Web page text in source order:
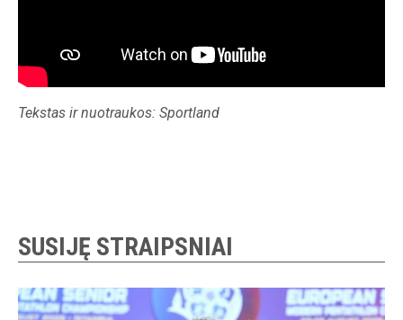
Tekstas ir nuotraukos: Sportland
SUSIJĘ STRAIPSNIAI